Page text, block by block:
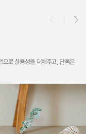
으로 실용성을 더해주고, 단독은